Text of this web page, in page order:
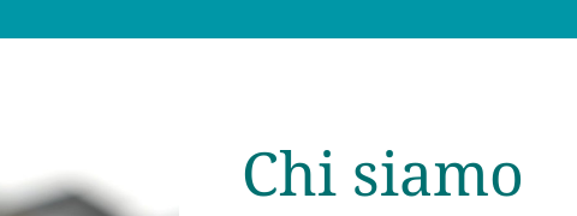
Chi siamo